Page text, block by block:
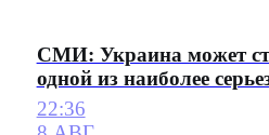
СМИ: Украина может
одной из наиболее
22:36